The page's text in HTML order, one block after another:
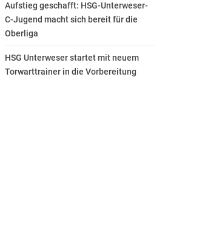
Aufstieg geschafft: HSG-Unterweser-
C-Jugend macht sich bereit für die
Oberliga
HSG Unterweser startet mit neuem
Torwarttrainer in die Vorbereitung